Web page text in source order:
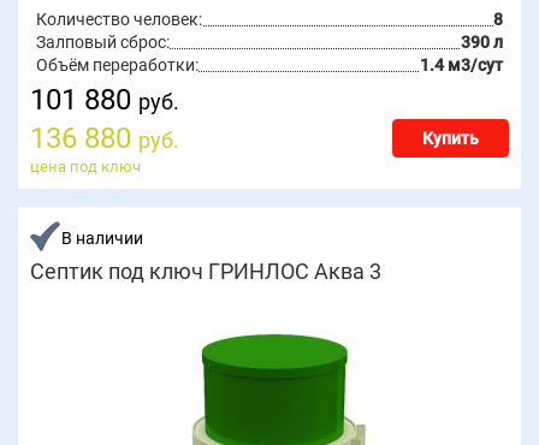
Количество человек:
8
Залповый сброс:
390 л
Объём переработки:
1.4 м3/сут
101 880 руб.
136 880 руб. Купить
цена под ключ
В наличии
Септик под ключ ГРИНЛОС Аква 3